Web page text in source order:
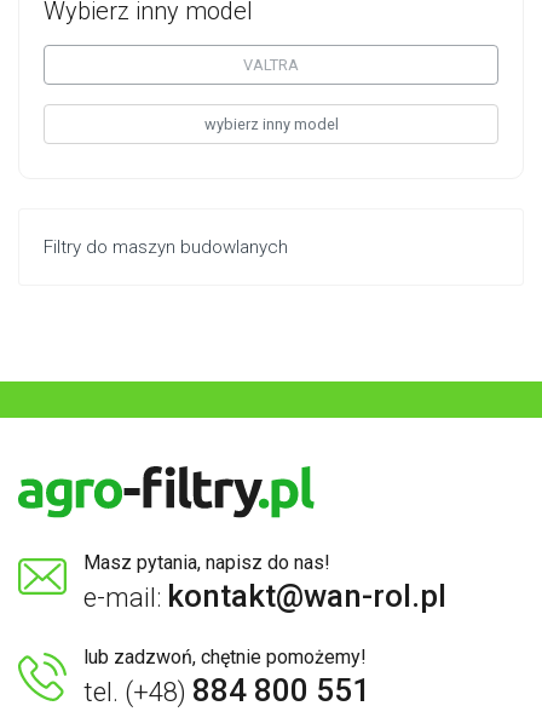
Wybierz inny model
VALTRA
wybierz inny model
Filtry do maszyn budowlanych
Masz pytania, napisz do nas!
e-mail: kontakt@wan-rol.pl
lub zadzwoń, chętnie pomożemy!
tel. (+48) 884 800 551